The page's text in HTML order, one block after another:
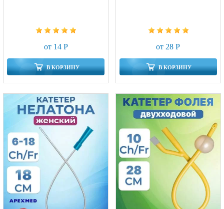
от 14 Р
В КОРЗИНУ
от 28 Р
В КОРЗИНУ